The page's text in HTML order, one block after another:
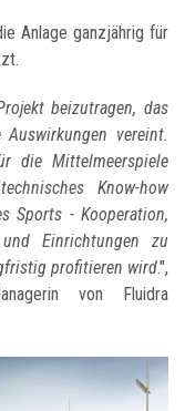
Anlage ganzjährig für
beizutragen, das
vereint.
die Mittelmeerspiele
Know-how
Sports - Kooperation,
Einrichtungen zu
profitieren wird.",
von Fluidra